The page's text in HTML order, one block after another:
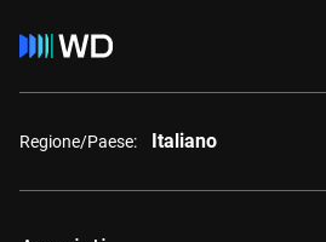
Regione/Paese: Italiano